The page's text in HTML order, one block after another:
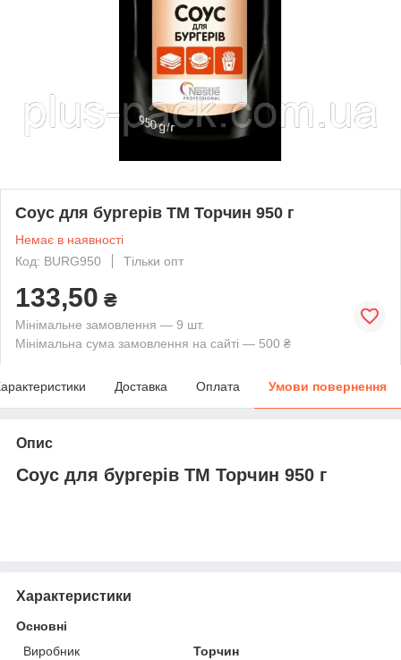
Соус для бургерів ТМ Торчин 950 г
Немає в наявності
Код: BURG950
Тільки опт
133,50 ₴
Мінімальне замовлення — 9 шт.
Мінімальна сума замовлення на сайті — 500 ₴
Доставка Оплата Умови повернення
Опис
Соус для бургерів ТМ Торчин 950 г
Характеристики
Основні
Виробник
Торчин